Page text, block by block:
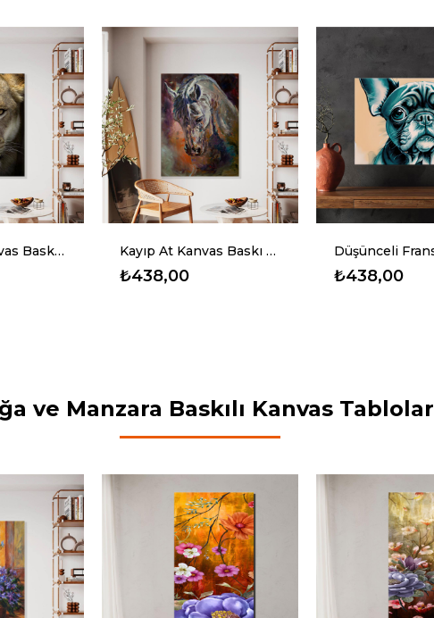
Kayıp At Kanvas Baskı Tablo Düşünceli Fransız Bulldog Kanvas Baskı Tablo
₺438,00 ₺438,00
ve Manzara Baskılı Kanvas Tablolar